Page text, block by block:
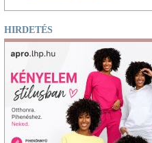
HIRDETÉS